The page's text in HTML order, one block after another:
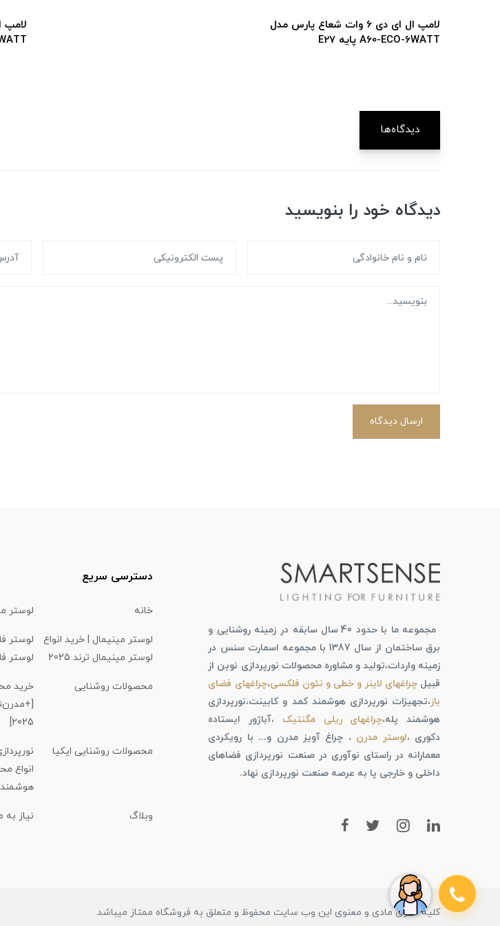
لامپ ال ای دی 6 وات شعاع پارس مدل
لامپ ال ای دی 15 وات
دیدگاه‌ها
دیدگاه خود را بنویسید
ارسال دیدگاه
مجموعه ما با حدود 40 سال سابقه در زمینه روشنایی و
برق ساختمان از سال 1387 با مجموعه اسمارت سنس در
زمینه واردات،تولید و مشاوره محصولات نورپردازی نوین از
قبیلچراغهای لاینر و خطی و نئون فلکسی،چراغهای فضای
باز،تجهیزات نورپردازی هوشمند کمد و کابینت،نورپردازی
هوشمند پله،چراغهای ریلی مگنتیک ،آباژور ایستاده
دکوری ،لوستر مدرن ، چراغ آویز مدرن و... با رویکردی
معمارانه در راستای نوآوری در صنعت نورپردازی فضاهای
داخلی و خارجی پا به عرصه صنعت نورپردازی نهاد.
دسترسی سریع
خانه لوستر
لوستر مینیمال | خرید انواع
لوستر مینیمال ترند 2025
لوستر
لوستر
محصولات روشنایی
خرید
2025]
محصولات روشنایی ایکیا
انواع
هوشمند
وبلاگ نیاز به
کلیه حقوق مادی و معنوی این وب سایت محفوظ و متعلق به فروشگاه ممتاز میباشد.